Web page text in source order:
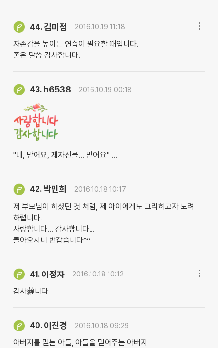
44.김미정 2016.10.19 11:18
자존감을 높이는 연습이 필요할 때입니다.
좋은 말씀 감사합니다.
43. h6538 2016.10.19 00:18
"네, 맏어요, 제자신믈... 믿어요" ...
42. 박민희 2016.10.18 10:17
제 부모님이 하셨던 것 처럼, 제 아이에게도 그리하고자 노려
하렵니다.
사랑합니다... 감사합니다...
돌아오시니 반갑습니다^^
41. 이정자 2016.10.18 10:12
감사蘿니다
40. 이진경 2016.10.18 09:29
아버지를 믿는 아들, 아들을 믿어주는 아버지